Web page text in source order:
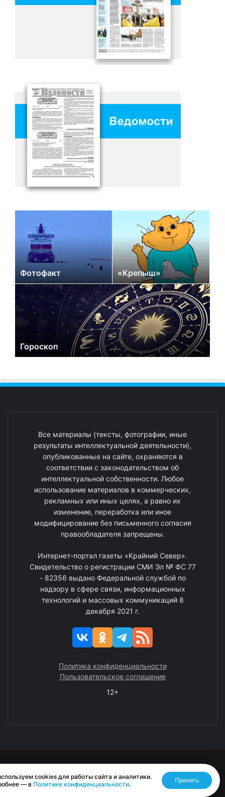
Фотофакт «Крепыш»
Гороскоп
Все материалы (тексты, фотографии, иные
результаты интеллектуальной деятельности),
опубликованные на сайте, охраняются в
соответствии с законодательством об
интеллектуальной собственности. Любое
использование материалов в коммерческих,
рекламных или иных целях, а равно их
изменение, переработка или иное
модифицирование без письменного согласия
правообладателя запрещены.
Интернет-портал газеты «Крайний Север».
Свидетельство о регистрации СМИ Эл № ФС 77
- 82356 выдано Федеральной службой по
надзору в сфере связи, информационных
технологий и массовых коммуникаций 8
декабря 2021 г.
Политика конфиденциальности
Пользовательское соглашение
12+
Разработано RASA
cookies для работы сайта и аналитики.
— в Политике конфиденциальности.
Принять